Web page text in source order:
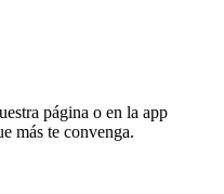
página o en la app
más te convenga.